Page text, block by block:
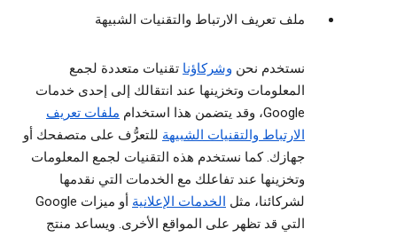
ملف تعريف الارتباط والتقنيات الشبيهة
نستخدم نحن وشركاؤنا تقنيات متعددة لجمع
المعلومات وتخزينها عند انتقالك إلى إحدى خدمات
Google، وقد يتضمن هذا استخدام
ملفات تعريف
الارتباط والتقنيات الشبيهة للتعرُّف على متصفحك أو
جهازك. كما نستخدم هذه التقنيات لجمع المعلومات
وتخزينها عند تفاعلك مع الخدمات التي نقدمها
لشركائنا، مثل الخدمات الإعلانية
أو ميزات Google
التي قد تظهر على المواقع الأخرى. ويساعد منتج